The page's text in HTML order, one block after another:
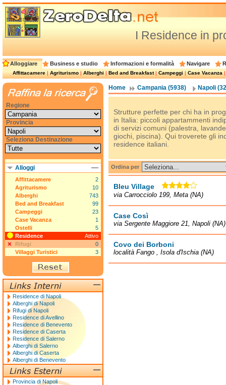
I Residence in
Alloggiare Business e studio Informazioni e formalità Navigare
Affittacamere|Agriturismo|Alberghi|Bed and Breakfast|Campeggi|Case Vacanza
Home Campania (5938) Napoli
Strutture perfette per chi ha in
in Italia: piccoli appartammenti
di servizi comuni (palestra,
giochi, piscina). Qui troverete gli
residence italiani.
Ordina per
Bleu Village
via Carrocciolo 199, Meta (NA)
Case Così
via Sergente Maggiore 21, Napoli (NA)
Covo dei Borboni
località Fango , Isola d'Ischia (NA)
Regione
Provincia
Seleziona Destinazione
Alloggi
Affittacamere
2
Agriturismo
10
Alberghi
743
Bed and Breakfast
99
Campeggi
23
Case Vacanza
1
Ostelli
5
Residence
Attivo
Rifugi
0
Villaggi Turistici
3
Residence di Napoli
Alberghi di Napoli
Rifugi di Napoli
Residence di Avellino
Residence di Benevento
Residence di Caserta
Residence di Salerno
Alberghi di Salerno
Alberghi di Caserta
Alberghi di Benevento
Provincia di Napoli